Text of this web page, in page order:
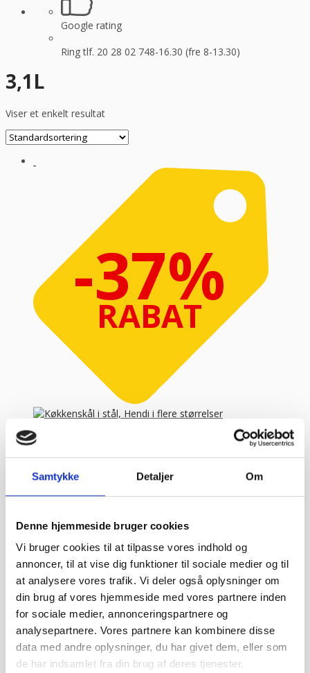
Samtykke Detaljer Om
Denne hjemmeside bruger cookies
Vi bruger cookies til at tilpasse vores indhold og
annoncer, til at vise dig funktioner til sociale medier og til
at analysere vores trafik. Vi deler også oplysninger om
din brug af vores hjemmeside med vores partnere inden
for sociale medier, annonceringspartnere og
analysepartnere. Vores partnere kan kombinere disse
data med andre oplysninger, du har givet dem, eller som
de har indsamlet fra din brug af deres tjenester.
Google rating
Ring tlf. 20 28 02 748-16.30 (fre 8-13.30)
3,1L
Viser et enkelt resultat
-37%
RABAT
Køkkenskål i stål, Hendi i flere størrelser
lavet af ru...
“Altid flinke og hjælpsom”
Vurderet af Georg
“Altid søde, hjælpsomme og kompetente !”
Vurderet af Læse
antik & retro
“Anette var rigtig sød, venlig og imødekommende kommende. Fik
en fejl levering og fik løst det i løbet af to sekunder. God arbejde
og god weekend”
Vurderet af Michael
“Bestilte kl.13 og havde tingene dagen efter kl.10. God service ☺”
Vurderet af Heidi Buch Jensen
“De ved rigtig meget om møbler”
Vurderet af Kris
“Det var en meget behagelig samtale.”
Vurderet af Käthe
“Ekspert i hvidevarer “
Vurderet af Kris